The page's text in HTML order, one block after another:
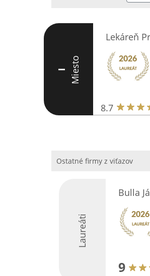
I Miesto
Lekáreň
8.7
Ostatné firmy z viťazov
Laureáti
Bulla
9